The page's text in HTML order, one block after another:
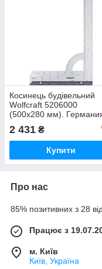
Косинець будівельний
Wolfcraft 5206000
(500х280 мм).
2 431 ₴
Купити
Про нас
85% позитивних з 28
Працює з
м. Київ
Київ, Україна